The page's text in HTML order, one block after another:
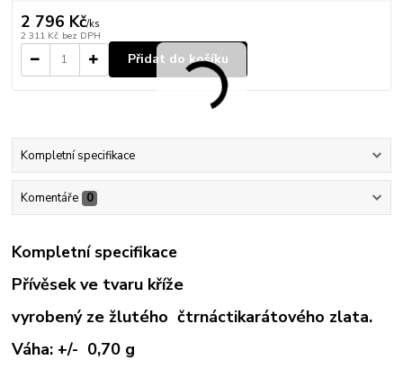
2 796 Kč/ks
2 311 Kč bez DPH
Přidat do košíku
Kompletní specifikace
Komentáře 0
Kompletní specifikace
Přívěsek ve tvaru kříže
vyrobený ze žlutého čtrnáctikarátového zlata.
Váha: +/- 0,70 g